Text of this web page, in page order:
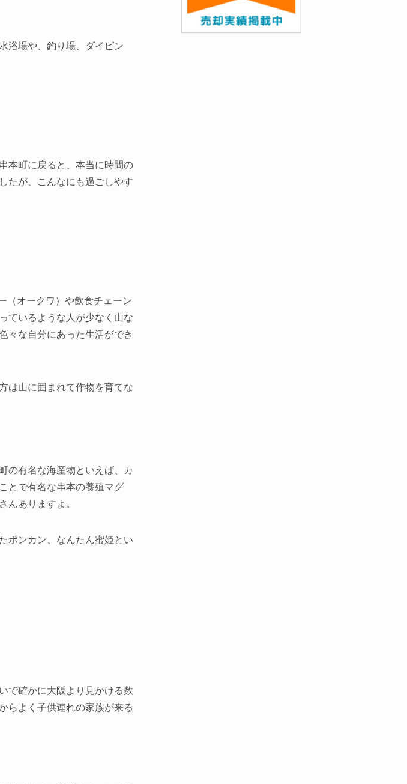
浴場や、釣り場、ダイビン
本町に戻ると、本当に時間の
たが、こんなにも過ごしやす
（オークワ）や飲食チェーン
ているような人が少なく山な
々な自分にあった生活ができ
は山に囲まれて作物を育てな
の有名な海産物といえば、カ
とで有名な串本の養殖マグ
んありますよ。
ポンカン、なんたん蜜姫とい
で確かに大阪より見かける数
らよく子供連れの家族が来る